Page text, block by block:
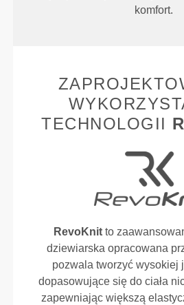
komfort.
TECHNOLOGII
RevoKnit to
dziewiarska opracowana
pozwala tworzyć wysokiej
dopasowujące się do ciała
zapewniając większą